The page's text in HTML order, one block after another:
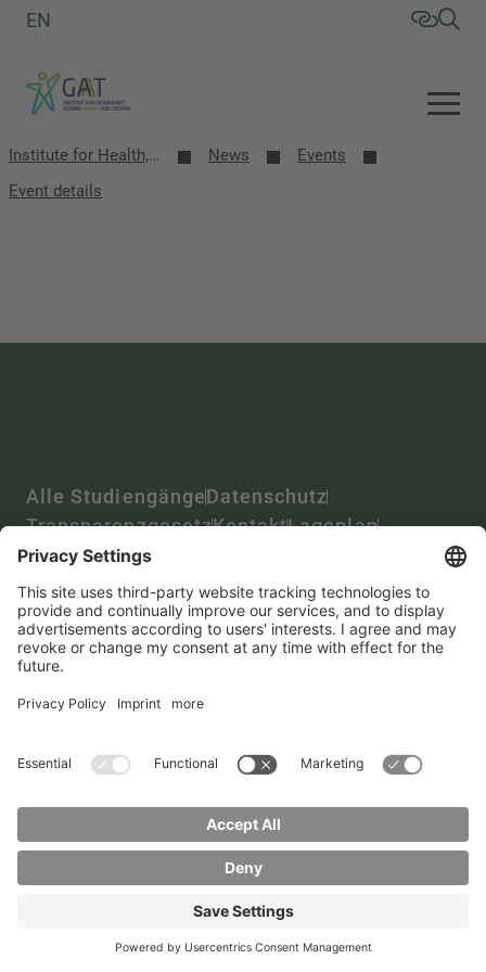
EN
Institute for Health, Aging, Work and Technology (GAT) News
Events
Event details
Alle StudiengängeDatenschutz
TransparenzgesetzKontaktLageplan
ImpressumBarrierefreiheit